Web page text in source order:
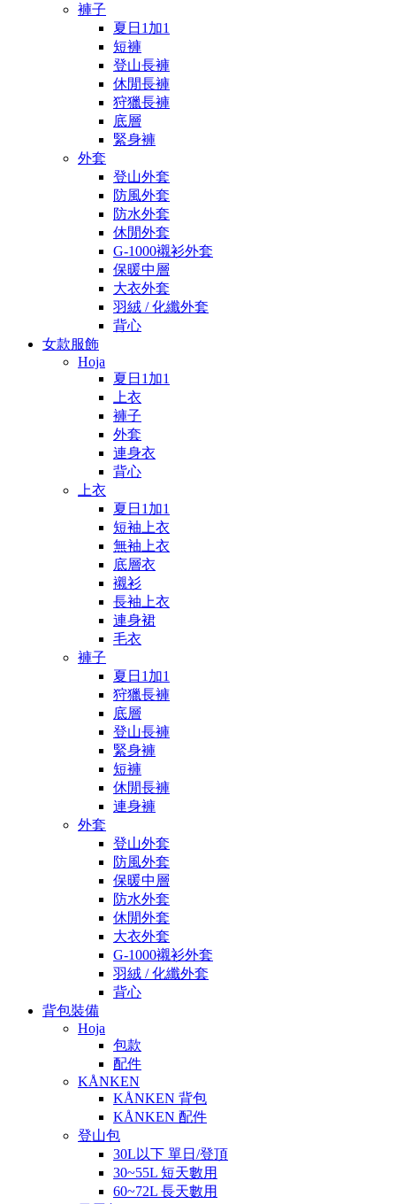
褲子
夏日1加1
短褲
登山長褲
休閒長褲
狩獵長褲
底層
緊身褲
外套
登山外套
防風外套
防水外套
休閒外套
G-1000襯衫外套
保暖中層
大衣外套
羽絨 / 化纖外套
背心
女款服飾
Hoja
夏日1加1
上衣
褲子
外套
連身衣
背心
上衣
夏日1加1
短袖上衣
無袖上衣
底層衣
襯衫
長袖上衣
連身裙
毛衣
褲子
夏日1加1
狩獵長褲
底層
登山長褲
緊身褲
短褲
休閒長褲
連身褲
外套
登山外套
防風外套
保暖中層
防水外套
休閒外套
大衣外套
G-1000襯衫外套
羽絨 / 化纖外套
背心
背包裝備
Hoja
包款
配件
KÅNKEN
KÅNKEN 背包
KÅNKEN 配件
登山包
30L以下 單日/登頂
30~55L 短天數用
60~72L 長天數用